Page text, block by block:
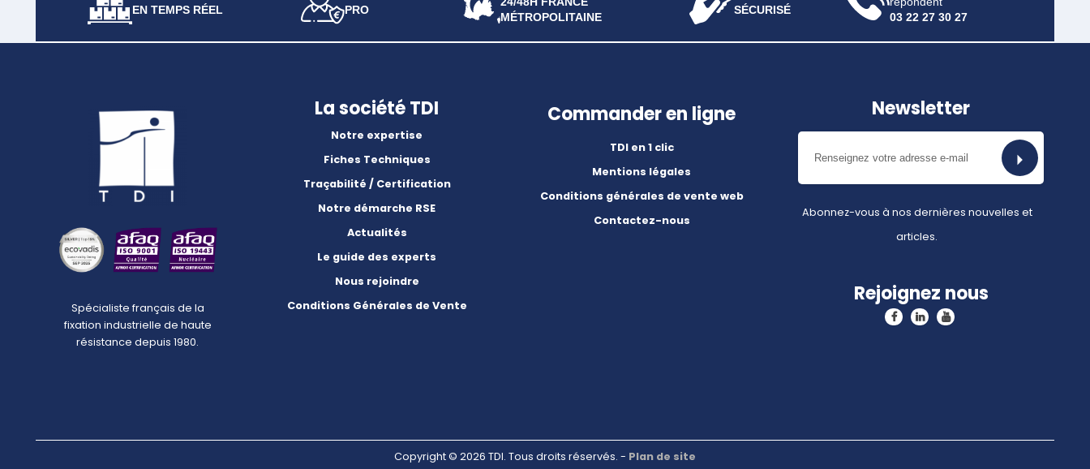
EN TEMPS RÉEL
PRO
MÉTROPOLITAINE
SÉCURISÉ
03 22 27 30 27
Spécialiste français de la
fixation industrielle de haute
résistance depuis 1980.
La société TDI
Notre expertise
Fiches Techniques
Traçabilité / Certification
Notre démarche RSE
Actualités
Le guide des experts
Nous rejoindre
Conditions Générales de Vente
Commander en ligne
TDI en 1 clic
Mentions légales
Conditions générales de vente web
Contactez-nous
Newsletter
Abonnez-vous à nos dernières nouvelles et
articles.
Rejoignez nous
Copyright © 2026 TDI. Tous droits réservés. - Plan de site